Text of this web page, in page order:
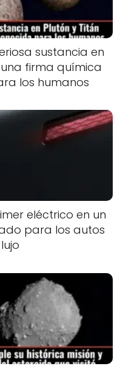
sustancia en
firma química
los humanos
eléctrico en un
para los autos